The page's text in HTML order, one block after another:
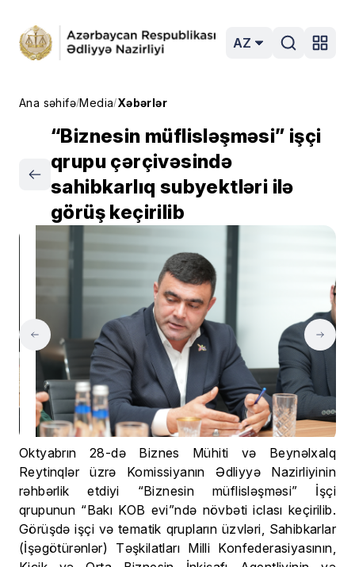
AZ
Ana səhifə/Media/Xəbərlər
“Biznesin müflisləşməsi” işçi
qrupu çərçivəsində
sahibkarlıq subyektləri ilə
görüş keçirilib
Oktyabrın 28-də Biznes Mühiti və Beynəlxalq
Reytinqlər üzrə Komissiyanın Ədliyyə Nazirliyinin
rəhbərlik etdiyi “Biznesin müflisləşməsi” İşçi
qrupunun “Bakı KOB evi”ndə növbəti iclası keçirilib.
Görüşdə işçi və tematik qrupların üzvləri, Sahibkarlar
(İşəgötürənlər) Təşkilatları Milli Konfederasiyasının,